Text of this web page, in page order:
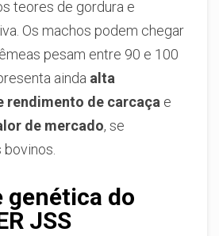
teores de gordura e
Os machos podem chegar
pesam entre 90 e 100
ainda alta
rendimento de carcaça e
de mercado, se
bovinos.
genética do
JSS